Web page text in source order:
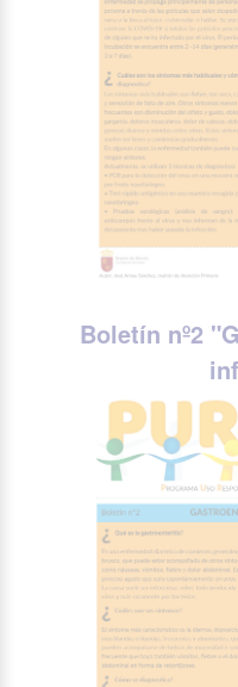
Boletín nº2 "